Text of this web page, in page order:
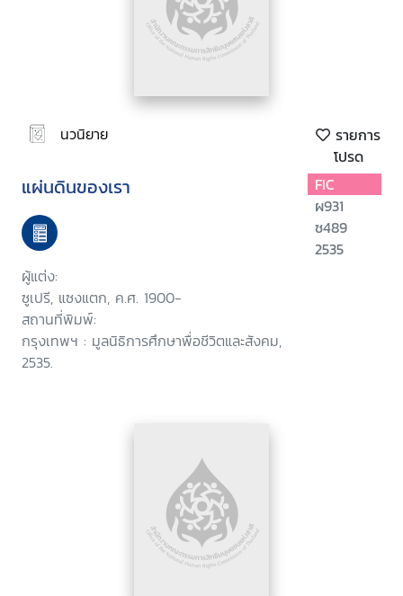
นวนิยาย
รายการ
โปรด
แผ่นดินของเรา
ผู้แต่ง:
ซูเปรี, แซงแตก, ค.ศ. 1900-
สถานที่พิมพ์:
กรุงเทพฯ : มูลนิธิการศึกษาพื่อชีวิตและสังคม,
2535.
FIC
ผ931
ซ489
2535